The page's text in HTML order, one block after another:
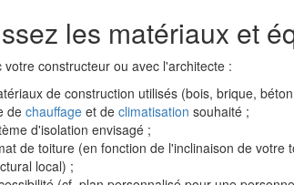
les matériaux et
votre constructeur ou avec l'architecte :
de construction utilisés (bois, brique,
dechauffage et de climatisation souhaité ;
d'isolation envisagé ;
de toiture (en fonction de l'inclinaison de
local) ;